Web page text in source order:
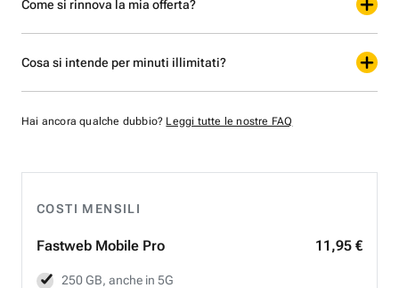
COSTI MENSILI
Fastweb Mobile Pro 11,95 €
250 GB, anche in 5G
Come si rinnova la mia offerta?
Cosa si intende per minuti illimitati?
Hai ancora qualche dubbio? Leggi tutte le nostre FAQ